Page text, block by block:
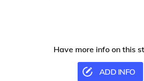
Have more info on this
ADD INFO